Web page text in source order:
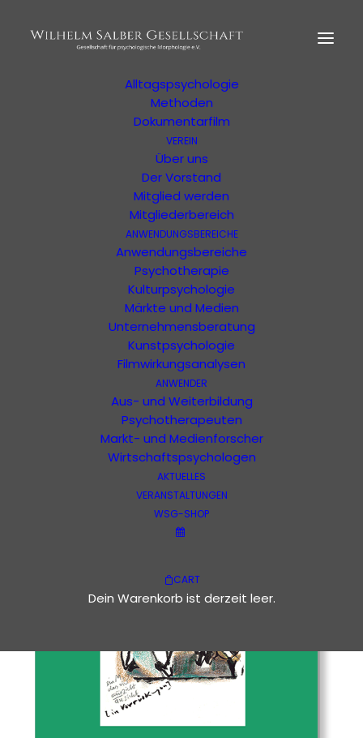
MORPHOLOGIE
Der Begründer
Alltagspsychologie
Methoden
Dokumentarfilm
VEREIN
Über uns
Der Vorstand
Mitglied werden
Mitgliederbereich
ANWENDUNGSBEREICHE
Anwendungsbereiche
Psychotherapie
Kulturpsychologie
Märkte und Medien
Unternehmensberatung
Kunstpsychologie
Filmwirkungsanalysen
ANWENDER
Aus- und Weiterbildung
Psychotherapeuten
Markt- und Medienforscher
Wirtschaftspsychologen
AKTUELLES
VERANSTALTUNGEN
WSG-SHOP
CART
Dein Warenkorb ist derzeit leer.
Anders 32/2017
Details zum Produkt